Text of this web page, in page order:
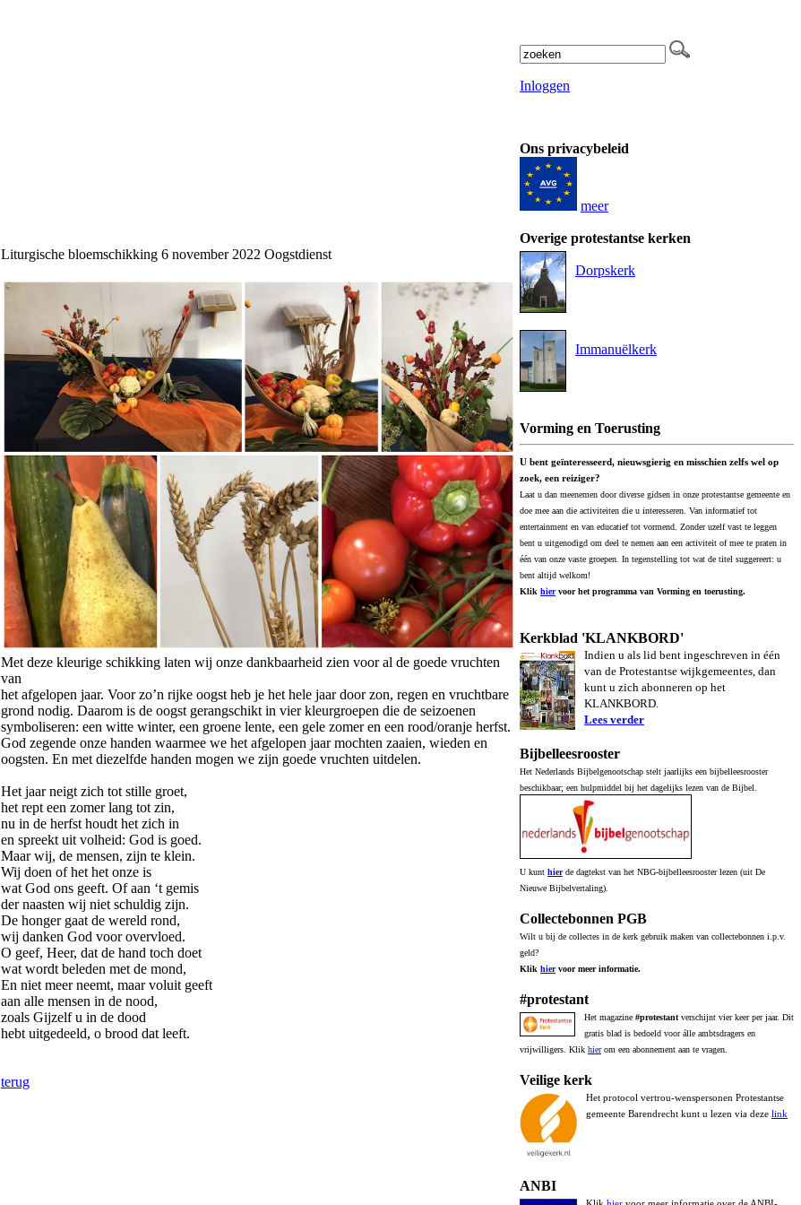
Liturgische bloemschikking 6 november 2022 Oogstdienst
Met deze kleurige schikking laten wij onze dankbaarheid zien voor al de goede vruchten
van
het afgelopen jaar. Voor zo’n rijke oogst heb je het hele jaar door zon, regen en vruchtbare
grond nodig. Daarom is de oogst gerangschikt in vier kleurgroepen die de seizoenen
symboliseren: een witte winter, een groene lente, een gele zomer en een rood/oranje herfst.
God zegende onze handen waarmee we het afgelopen jaar mochten zaaien, wieden en
oogsten. En met diezelfde handen mogen we zijn goede vruchten uitdelen.
Het jaar neigt zich tot stille groet,
het rept een zomer lang tot zin,
nu in de herfst houdt het zich in
en spreekt uit volheid: God is goed.
Maar wij, de mensen, zijn te klein.
Wij doen of het het onze is
wat God ons geeft. Of aan ‘t gemis
der naasten wij niet schuldig zijn.
De honger gaat de wereld rond,
wij danken God voor overvloed.
O geef, Heer, dat de hand toch doet
wat wordt beleden met de mond,
En niet meer neemt, maar voluit geeft
aan alle mensen in de nood,
zoals Gijzelf u in de dood
hebt uitgedeeld, o brood dat leeft.
terug
Inloggen
Ons privacybeleid
meer
Overige protestantse kerken
Dorpskerk
Immanuëlkerk
Vorming en Toerusting
U bent geïnteresseerd, nieuwsgierig en misschien zelfs wel op
zoek, een reiziger?
Laat u dan meenemen door diverse gidsen in onze protestantse gemeente en
doe mee aan die activiteiten die u interesseren. Van informatief tot
entertainment en van educatief tot vormend. Zonder uzelf vast te leggen
bent u uitgenodigd om deel te nemen aan een activiteit of mee te praten in
één van onze vaste groepen. In tegenstelling tot wat de titel suggereert: u
bent altijd welkom!
Klik hiervoor het programma van Vorming en toerusting.
Kerkblad 'KLANKBORD'
Indien u als lid bent ingeschreven in één
van de Protestantse wijkgemeentes, dan
kunt u zich abonneren op het
KLANKBORD.
Lees verder
Bijbelleesrooster
Het Nederlands Bijbelgenootschap stelt jaarlijks een bijbelleesrooster
beschikbaar; een hulpmiddel bij het dagelijks lezen van de Bijbel.
U kunt hierde dagtekst van het NBG-bijbelleesrooster lezen (uit De
Nieuwe Bijbelvertaling).
Collectebonnen PGB
Wilt u bij de collectes in de kerk gebruik maken van collectebonnen i.p.v.
geld?
Klik hiervoor meer informatie.
#protestant
Het magazine #protestant verschijnt vier keer per jaar. Dit
gratis blad is bedoeld voor álle ambtsdragers en
vrijwilligers. Klik hierom een abonnement aan te vragen.
Veilige kerk
Het protocol vertrou-wenspersonen Protestantse
gemeente Barendrecht kunt u lezen via deze link
ANBI